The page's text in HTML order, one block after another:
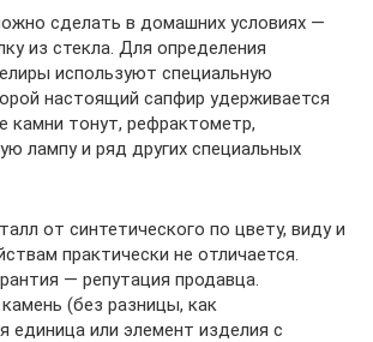
сделать в домашних условиях —
из стекла. Для определения
используют специальную
настоящий сапфир удерживается
камни тонут, рефрактометр,
лампу и ряд других специальных
от синтетического по цвету, виду и
практически не отличается.
— репутация продавца.
(без разницы, как
единица или элемент изделия с